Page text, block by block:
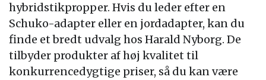
hybridstikpropper. Hvis du leder efter en
Schuko-adapter eller en jordadapter, kan du
finde et bredt udvalg hos Harald Nyborg. De
tilbyder produkter af høj kvalitet til
konkurrencedygtige priser, så du kan være